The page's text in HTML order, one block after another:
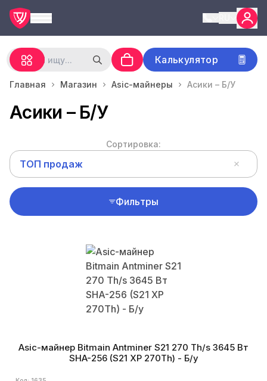
Калькулятор
Главная Магазин Asic-майнеры Асики – Б/У
Асики – Б/У
Сортировка:
ТОП продаж
Фильтры
Asic-майнер Bitmain Antminer S21 270 Th/s 3645 Вт
SHA-256 (S21 XP 270Th) - Б/у